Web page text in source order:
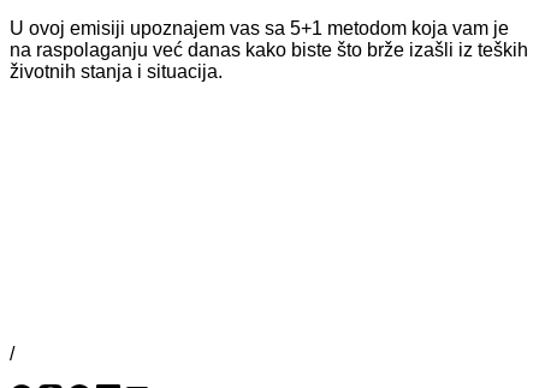
U ovoj emisiji upoznajem vas sa 5+1 metodom koja vam je
na raspolaganju već danas kako biste što brže izašli iz teških
životnih stanja i situacija.
/